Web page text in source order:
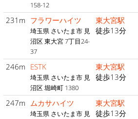
158-12
231m フラワーハイツ
埼玉県 さいたま市 見
沼区 東大宮 7丁目24-
37
東大宮駅
徒歩13分
246m ESTK
埼玉県 さいたま市 見
沼区 堀崎町 1380
東大宮駅
徒歩13分
247m ムカサハイツ
埼玉県 さいたま市 見
東大宮駅
徒歩13分